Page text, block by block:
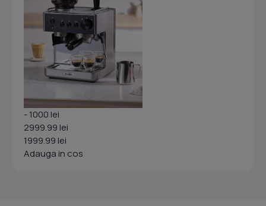
- 1000 lei
2999.99 lei
1999.99 lei
Adauga in cos